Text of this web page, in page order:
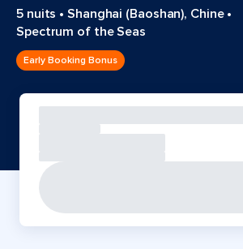
5 nuits •Shanghai (Baoshan), Chine•
Spectrum of the Seas
Early Booking Bonus